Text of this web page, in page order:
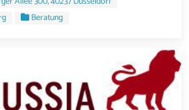
Beratung